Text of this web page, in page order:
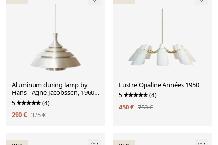
Aluminum during lamp by
Hans - Agne Jacobsson, 1960,
Sweden
5 (4)
290 € 375 €
Lustre Opaline Années 1950
5 (4)
450 € 750 €